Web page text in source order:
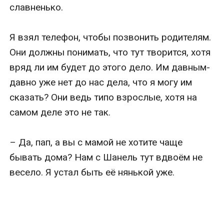
славненько.
Я взял телефон, чтобы позвонить родителям.
Они должны понимать, что тут творится, хотя
вряд ли им будет до этого дело. Им давным-
давно уже нет до нас дела, что я могу им
сказать? Они ведь типо взрослые, хотя на
самом деле это не так.
– Да, пап, а вы с мамой не хотите чаще
бывать дома? Нам с Шанель тут вдвоём не
весело. Я устал быть её нянькой уже.